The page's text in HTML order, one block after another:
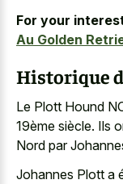
For your
Au Golden
Historique
Le Plott Hound
19ème siècle. Ils
Nord par
Johannes Plott a